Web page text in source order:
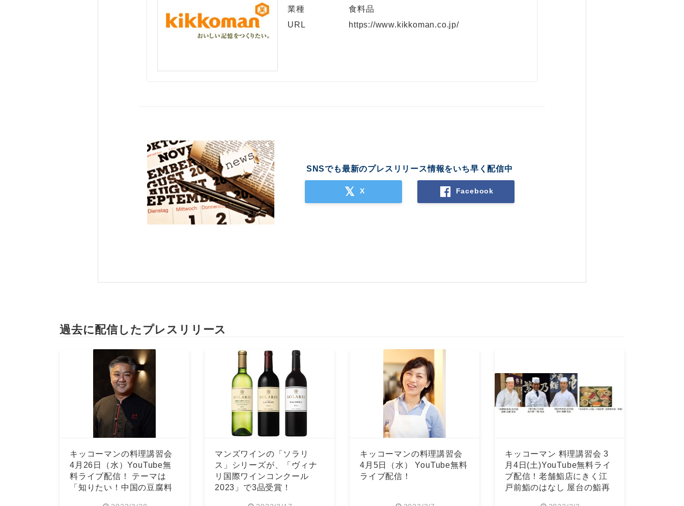
業種
食料品
URL
https://www.kikkoman.co.jp/
SNSでも最新のプレスリリース情報をいち早く配信中
X Facebook
過去に配信したプレスリリース
キッコーマンの料理講習会
4月26日（水）YouTube無
料ライブ配信！ テーマは
「知りたい！中国の豆腐料
マンズワインの「ソラリ
ス」シリーズが、「ヴィナ
リ国際ワインコンクール
2023」で3品受賞！
キッコーマンの料理講習会
4月5日（水） YouTube無料
ライブ配信！
キッコーマン 料理講習会 3
月4日(土)YouTube無料ライ
ブ配信！老舗鮨店にきく江
戸前鮨のはなし 屋台の鮨再